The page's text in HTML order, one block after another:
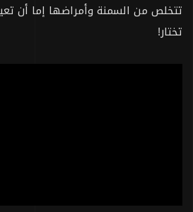
تتخلص من السمنة وأمراضها إما أن
تختار!